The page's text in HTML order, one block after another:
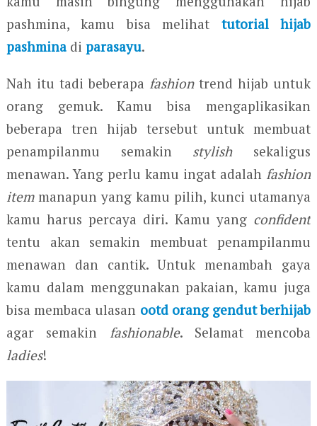
pashmina, kamu bisa melihat tutorial hijab
pashminadi parasayu.
Nah itu tadi beberapa fashiontrend hijab untuk
orang gemuk. Kamu bisa mengaplikasikan
beberapa tren hijab tersebut untuk membuat
penampilanmu semakin stylishsekaligus
menawan. Yang perlu kamu ingat adalah fashion
itemmanapun yang kamu pilih, kunci utamanya
kamu harus percaya diri. Kamu yang confident
tentu akan semakin membuat penampilanmu
menawan dan cantik. Untuk menambah gaya
kamu dalam menggunakan pakaian, kamu juga
bisa membaca ulasan ootd orang gendut berhijab
agar semakin fashionable. Selamat mencoba
ladies!